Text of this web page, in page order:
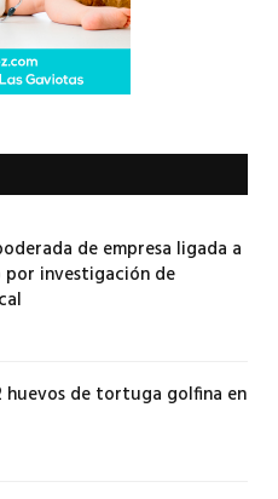
de empresa ligada a
por investigación de
huevos de tortuga golfina en